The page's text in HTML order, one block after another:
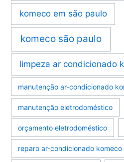
komeco em são paulo
komeco são paulo
limpeza ar condicionado
manutenção ar-condicionado
manutenção eletrodoméstico
orçamento eletrodoméstico
reparo ar-condicionado komeco